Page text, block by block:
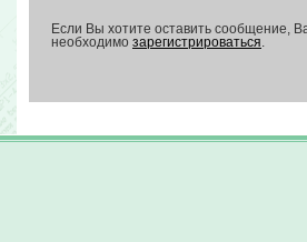
Если Вы хотите оставить сообщение,
необходимо зарегистрироваться.